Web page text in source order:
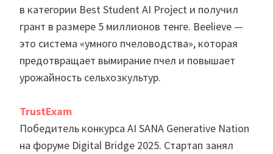
в категории Best Student AI Project и получил
грант в размере 5 миллионов тенге. Beelieve —
это система «умного пчеловодства», которая
предотвращает вымирание пчел и повышает
урожайность сельхозкультур.
TrustExam
Победитель конкурса AI SANA Generative Nation
на форуме Digital Bridge 2025. Стартап занял